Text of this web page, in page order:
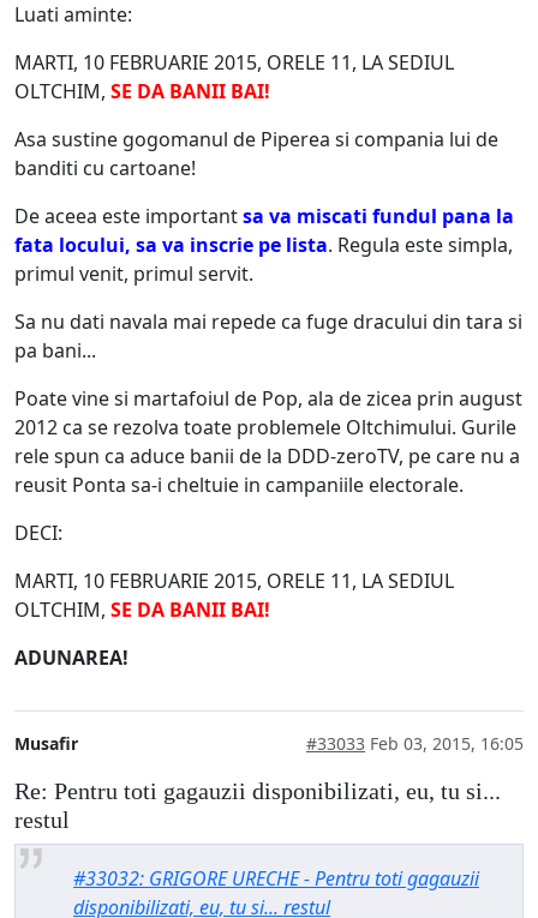
Luati aminte:
MARTI, 10 FEBRUARIE 2015, ORELE 11, LA SEDIUL
OLTCHIM, SE DA BANII BAI!
Asa sustine gogomanul de Piperea si compania lui de
banditi cu cartoane!
De aceea este importantsa va miscati fundul pana la
fata locului, sa va inscrie pe lista. Regula este simpla,
primul venit, primul servit.
Sa nu dati navala mai repede ca fuge dracului din tara si
pa bani...
Poate vine si martafoiul de Pop, ala de zicea prin august
2012 ca se rezolva toate problemele Oltchimului. Gurile
rele spun ca aduce banii de la DDD-zeroTV, pe care nu a
reusit Ponta sa-i cheltuie in campaniile electorale.
DECI:
MARTI, 10 FEBRUARIE 2015, ORELE 11, LA SEDIUL
OLTCHIM, SE DA BANII BAI!
ADUNAREA!
Musafir #33033 Feb 03, 2015, 16:05
Re: Pentru toti gagauzii disponibilizati, eu, tu si...
restul
#33032: GRIGORE URECHE - Pentru toti gagauzii
disponibilizati, eu, tu si... restul